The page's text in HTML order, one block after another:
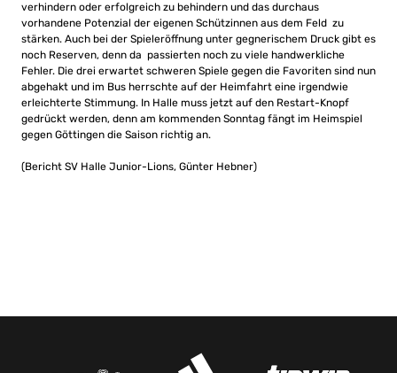
verhindern oder erfolgreich zu behindern und das durchaus
vorhandene Potenzial der eigenen Schützinnen aus dem Feld zu
stärken. Auch bei der Spieleröffnung unter gegnerischem Druck gibt es
noch Reserven, denn da passierten noch zu viele handwerkliche
Fehler. Die drei erwartet schweren Spiele gegen die Favoriten sind nun
abgehakt und im Bus herrschte auf der Heimfahrt eine irgendwie
erleichterte Stimmung. In Halle muss jetzt auf den Restart-Knopf
gedrückt werden, denn am kommenden Sonntag fängt im Heimspiel
gegen Göttingen die Saison richtig an.
(Bericht SV Halle Junior-Lions, Günter Hebner)